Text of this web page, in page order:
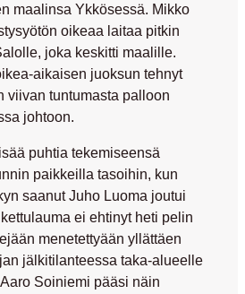
maalinsa Ykkösessä. Mikko
oikeaa laitaa pitkin
, joka keskitti maalille.
aikaisen juoksun tehnyt
viivan tuntumasta palloon
johtoon.
puhtia tekemiseensä
paikkeilla tasoihin, kun
saanutJuho Luoma joutui
ei ehtinyt heti pelin
menetettyään yllättäen
jälkitilanteessa taka-alueelle
Soiniemi pääsi näin